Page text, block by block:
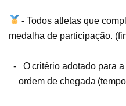
-Todos atletas que
medalha de participação.
- O critério adotado para a
ordem de chegada (tempo